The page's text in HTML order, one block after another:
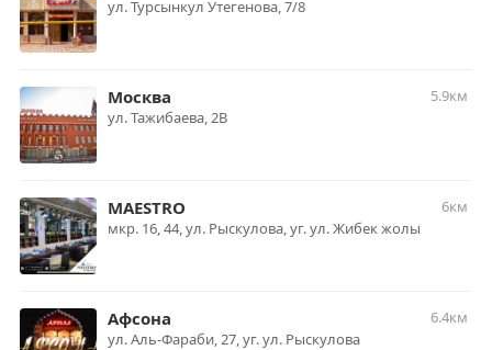
ул. Турсынкул Утегенова, 7/8
Москва
5.9км
ул. Тажибаева, 2В
MAESTRO
6км
мкр. 16, 44, ул. Рыскулова, уг. ул. Жибек жолы
Афсона
6.4км
ул. Аль-Фараби, 27, уг. ул. Рыскулова